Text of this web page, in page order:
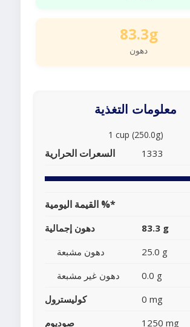
83.3g
دهون
معلومات التغذية
1 cup (250.0g)
السعرات الحرارية 1333
القيمة اليومية %*
دهون إجمالية 83.3 g
دهون مشبعة
25.0 g
دهون غير مشبعة
0.0 g
كوليسترول
0 mg
صوديوم
1250 mg